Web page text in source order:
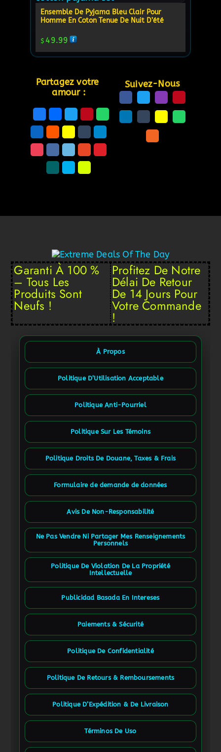
Ensemble De Pyjama Bleu Clair Pour
Homme En Coton Tenue De Nuit D’été
$ 49.99
Partagez votre
amour :
Suivez-Nous
Garanti À 100 %
– Tous Les
Produits Sont
Neufs !
Profitez De Notre
Délai De Retour
De 14 Jours Pour
Votre Commande
!
À Propos
Politique D’Utilisation Acceptable
Politique Anti-Pourriel
Politique Sur Les Témoins
Politique Droits De Douane, Taxes & Frais
Formulaire de demande de données
Avis De Non-Responsabilité
Ne Pas Vendre Ni Partager Mes Renseignements
Personnels
Politique De Violation De La Propriété
Intellectuelle
Publicidad Basada En Intereses
Paiements & Sécurité
Politique De Confidentialité
Politique De Retours & Remboursements
Politique D’Expédition & De Livraison
Términos De Uso